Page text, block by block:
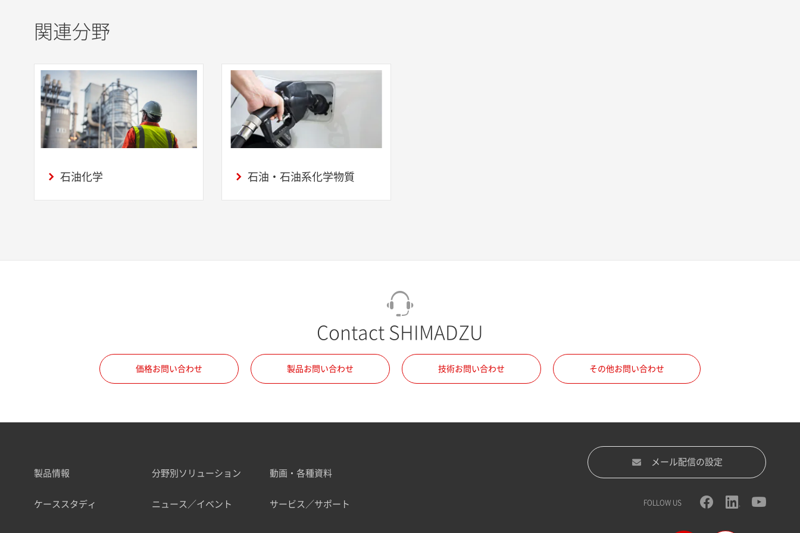
関連分野
石油化学 石油・石油系化学物質
Contact SHIMADZU
価格お問い合わせ 製品お問い合わせ 技術お問い合わせ その他お問い合わせ
製品情報 分野別ソリューション 動画・各種資料
ケーススタディ ニュース／イベント サービス／サポート
メール配信の設定
FOLLOW US